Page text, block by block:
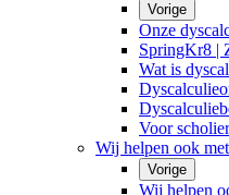
Vorige
Onze
SpringKr8 |
Wat is
Voor
Wij helpen ook
Vorige
Wij helpen